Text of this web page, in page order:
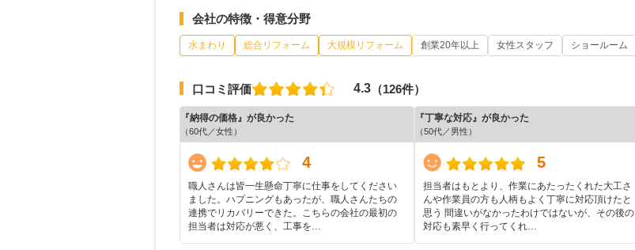
会社の特徴・得意分野
水まわり 総合リフォーム 大規模リフォーム 創業20年以上 女性スタッフ ショールーム
口コミ評価 4.3 （126件）
『納得の価格』が良かった
（60代／女性）
4
職人さんは皆一生懸命丁寧に仕事をしてください
ました。ハプニングもあったが、職人さんたちの
連携でリカバリーできた。こちらの会社の最初の
担当者は対応が悪く、工事を…
『丁寧な対応』が良かった
（50代／男性）
5
担当者はもとより、作業にあたったくれた大工さ
んや作業員の方も人柄もよく丁寧に対応頂けたと
思う 間違いがなかったわけではないが、その後の
対応も素早く行ってくれ…